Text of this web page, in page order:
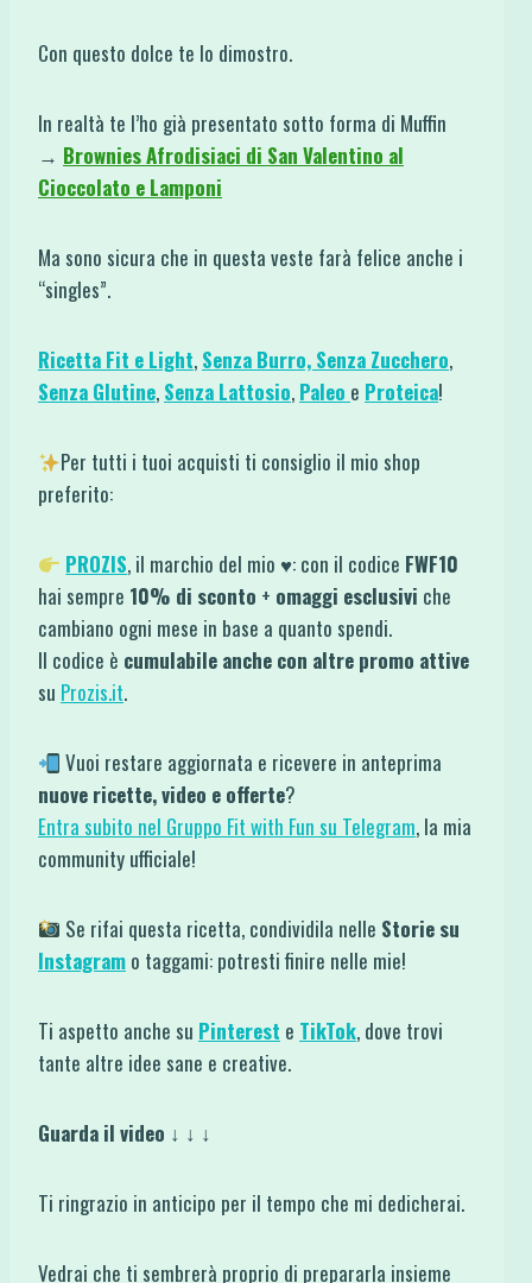
Con questo dolce te lo dimostro.
In realtà te l’ho già presentato sotto forma di Muffin
→ Brownies Afrodisiaci di San Valentino al
Cioccolato e Lamponi
Ma sono sicura che in questa veste farà felice anche i
“singles”.
Ricetta Fit e Light, Senza Burro, Senza Zucchero,
Senza Glutine, Senza Lattosio, Paleo e Proteica!
Per tutti i tuoi acquisti ti consiglio il mio shop
preferito:
PROZIS, il marchio del mio ♥: con il codice FWF10
hai sempre 10% di sconto + omaggi esclusivi che
cambiano ogni mese in base a quanto spendi.
Il codice è cumulabile anche con altre promo attive
su Prozis.it.
Vuoi restare aggiornata e ricevere in anteprima
nuove ricette, video e offerte?
Entra subito nel Gruppo Fit with Fun su Telegram, la mia
community ufficiale!
Se rifai questa ricetta, condividila nelle Storie su
Instagram o taggami: potresti finire nelle mie!
Ti aspetto anche su Pinterest e TikTok, dove trovi
tante altre idee sane e creative.
Guarda il video ↓ ↓ ↓
Ti ringrazio in anticipo per il tempo che mi dedicherai.
Vedrai che ti sembrerà proprio di prepararla insieme